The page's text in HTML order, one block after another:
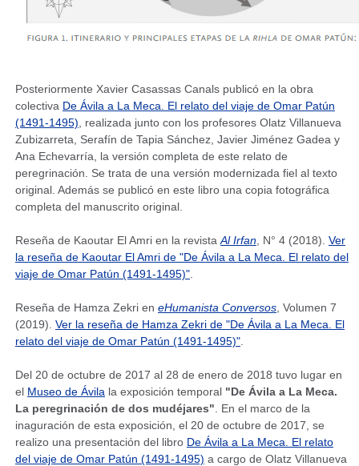
Posteriormente Xavier Casassas Canals publicó en la obra
colectiva De Ávila a La Meca. El relato del viaje de Omar Patún
(1491-1495) , realizada junto con los profesores Olatz Villanueva
Zubizarreta, Serafín de Tapia Sánchez, Javier Jiménez Gadea y
Ana Echevarría, la versión completa de este relato de
peregrinación. Se trata de una versión modernizada fiel al texto
original. Además se publicó en este libro una copia fotográfica
completa del manuscrito original.
Reseña de Kaoutar El Amri en la revista Al Irfan , N° 4 (2018). Ver
la reseña de Kaoutar El Amri de "De Ávila a La Meca. El relato del
viaje de Omar Patún (1491-1495)"
Reseña de Hamza Zekri en eHumanista Conversos , Volumen 7
(2019). Ver la reseña de Hamza Zekri de "De Ávila a La Meca. El
relato del viaje de Omar Patún (1491-1495)"
Del 20 de octubre de 2017 al 28 de enero de 2018 tuvo lugar en
el Museo de Ávila la exposición temporal "De Ávila a La Meca.
La peregrinación de dos mudéjares" . En el marco de la
inaguración de esta exposición, el 20 de octubre de 2017, se
realizo una presentación del libro De Ávila a La Meca. El relato
del viaje de Omar Patún (1491-1495) a cargo de Olatz Villanueva